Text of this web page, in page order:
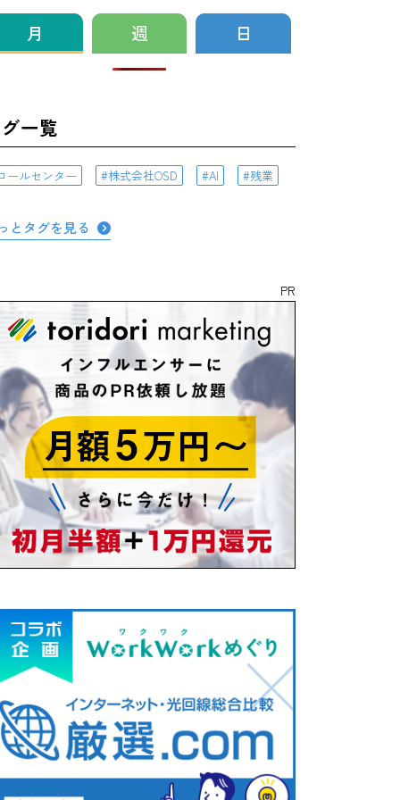
月 週 日
一覧
ールセンター 株式会社OSD AI 残業
とタグを見る
PR